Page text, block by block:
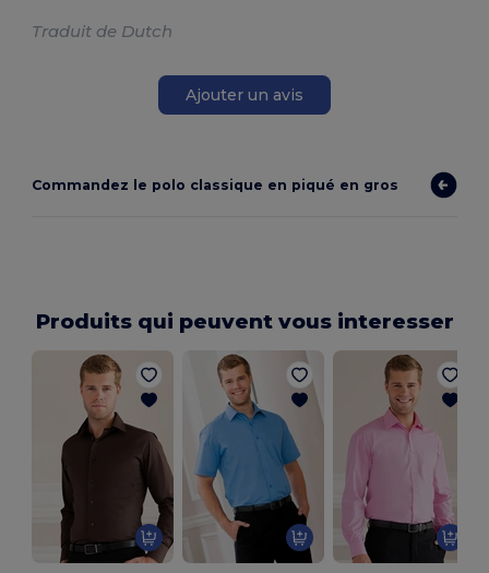
Traduit de Dutch
Ajouter un avis
Commandez le polo classique en piqué en gros
Produits qui peuvent vous interesser